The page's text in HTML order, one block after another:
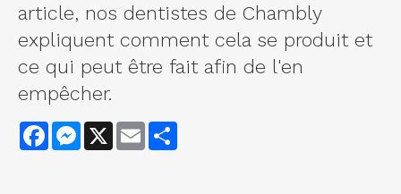
article, nos dentistes de Chambly
expliquent comment cela se produit et
ce qui peut être fait afin de l'en
empêcher.
FacebookMessenger
X Email